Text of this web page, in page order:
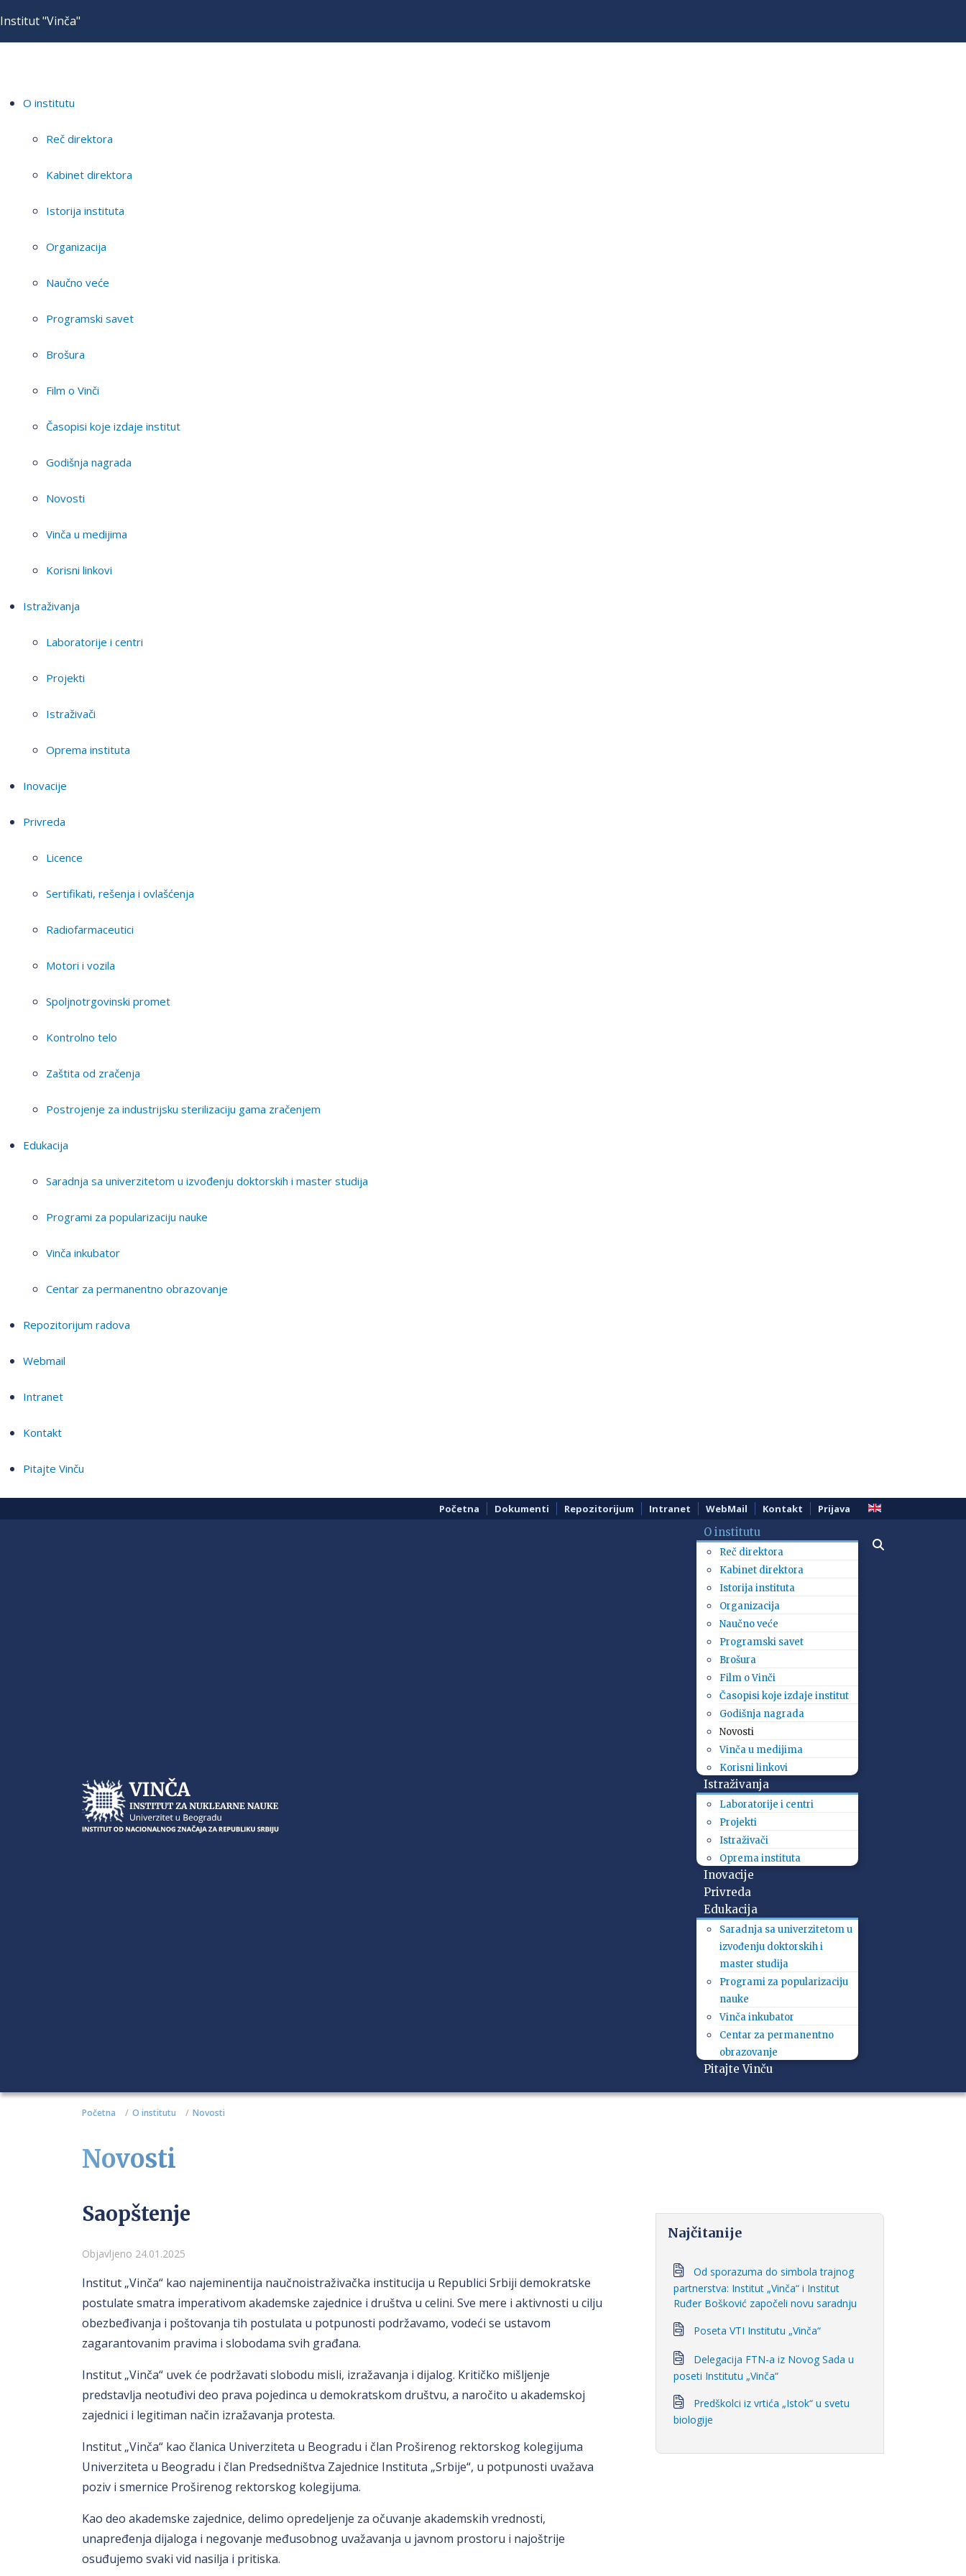
Institut "Vinča"
O institutu
Reč direktora
Kabinet direktora
Istorija instituta
Organizacija
Naučno veće
Programski savet
Brošura
Film o Vinči
Časopisi koje izdaje institut
Godišnja nagrada
Novosti
Vinča u medijima
Korisni linkovi
Istraživanja
Laboratorije i centri
Projekti
Istraživači
Oprema instituta
Inovacije
Privreda
Licence
Sertifikati, rešenja i ovlašćenja
Radiofarmaceutici
Motori i vozila
Spoljnotrgovinski promet
Kontrolno telo
Zaštita od zračenja
Postrojenje za industrijsku sterilizaciju gama zračenjem
Edukacija
Saradnja sa univerzitetom u izvođenju doktorskih i master studija
Programi za popularizaciju nauke
Vinča inkubator
Centar za permanentno obrazovanje
Repozitorijum radova
Webmail
Intranet
Kontakt
Pitajte Vinču
Početna Dokumenti Repozitorijum Intranet WebMail Kontakt Prijava
O institutu
Reč direktora
Kabinet direktora
Istorija instituta
Organizacija
Naučno veće
Programski savet
Brošura
Film o Vinči
Časopisi koje izdaje institut
Godišnja nagrada
Novosti
Vinča u medijima
Korisni linkovi
Istraživanja
Laboratorije i centri
Projekti
Istraživači
Oprema instituta
Inovacije
Privreda
Edukacija
Saradnja sa univerzitetom u
izvođenju doktorskih i
master studija
Programi za popularizaciju
nauke
Vinča inkubator
Centar za permanentno
obrazovanje
Pitajte Vinču
Početna O institutu Novosti
Novosti
Saopštenje
Detalji
Objavljeno 24.01.2025
Institut „Vinča“ kao najeminentija naučnoistraživačka institucija u Republici Srbiji demokratske
postulate smatra imperativom akademske zajednice i društva u celini. Sve mere i aktivnosti u cilju
obezbeđivanja i poštovanja tih postulata u potpunosti podržavamo, vodeći se ustavom
zagarantovanim pravima i slobodama svih građana.
Institut „Vinča“ uvek će podržavati slobodu misli, izražavanja i dijalog. Kritičko mišljenje
predstavlja neotuđivi deo prava pojedinca u demokratskom društvu, a naročito u akademskoj
zajednici i legitiman način izražavanja protesta.
Institut „Vinča“ kao članica Univerziteta u Beogradu i član Proširenog rektorskog kolegijuma
Univerziteta u Beogradu i član Predsedništva Zajednice Instituta „Srbije“, u potpunosti uvažava
poziv i smernice Proširenog rektorskog kolegijuma.
Kao deo akademske zajednice, delimo opredeljenje za očuvanje akademskih vrednosti,
unapređenja dijaloga i negovanje međusobnog uvažavanja u javnom prostoru i najoštrije
osuđujemo svaki vid nasilja i pritiska.
Najčitanije
Od sporazuma do simbola trajnog
partnerstva: Institut „Vinča“ i Institut
Ruđer Bošković započeli novu saradnju
Poseta VTI Institutu „Vinča“
Delegacija FTN-a iz Novog Sada u
poseti Institutu „Vinča“
Predškolci iz vrtića „Istok“ u svetu
biologije